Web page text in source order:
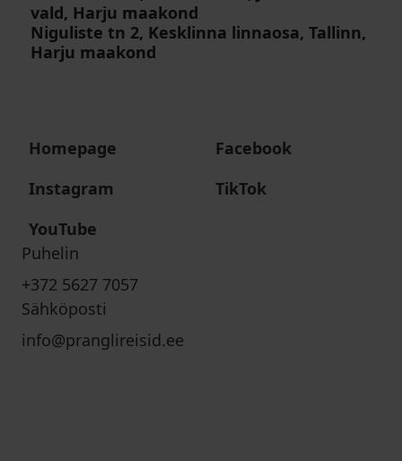
vald, Harju maakond
Niguliste tn 2, Kesklinna linnaosa, Tallinn,
Harju maakond
Homepage
Facebook
Instagram
TikTok
YouTube
Puhelin
+372 5627 7057
Sähköposti
info@pranglireisid.ee